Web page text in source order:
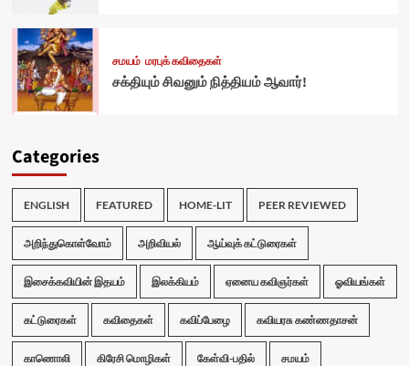
சமயம் மரபுக் கவிதைகள்
சக்தியும் சிவனும் நித்தியம் ஆவார்!
Categories
ENGLISH FEATURED HOME-LIT PEER REVIEWED
அறிந்துகொள்வோம் அறிவியல் ஆய்வுக் கட்டுரைகள்
இசைக்கவியின் இதயம் இலக்கியம் ஏனைய கவிஞர்கள் ஓவியங்கள்
கட்டுரைகள் கவிதைகள் கவிப்பேழை கவியரசு கண்ணதாசன்
காணொலி கிரேசி மொழிகள் கேள்வி-பதில் சமயம்